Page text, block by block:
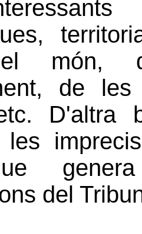
món,
de
D'altra
les
del